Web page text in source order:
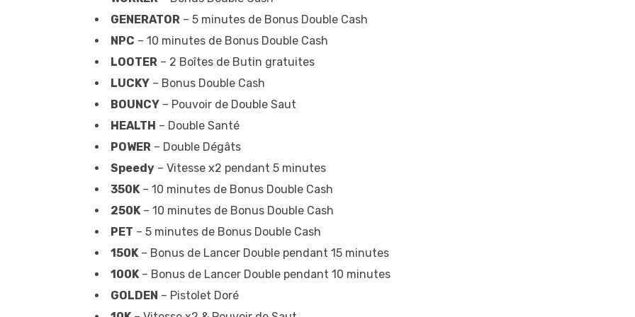
GENERATOR – 5 minutes de Bonus Double Cash
NPC – 10 minutes de Bonus Double Cash
LOOTER – 2 Boîtes de Butin gratuites
LUCKY – Bonus Double Cash
BOUNCY – Pouvoir de Double Saut
HEALTH – Double Santé
POWER – Double Dégâts
Speedy – Vitesse x2 pendant 5 minutes
350K– 10 minutes de Bonus Double Cash
250K– 10 minutes de Bonus Double Cash
PET – 5 minutes de Bonus Double Cash
150K– Bonus de Lancer Double pendant 15 minutes
100K– Bonus de Lancer Double pendant 10 minutes
GOLDEN – Pistolet Doré